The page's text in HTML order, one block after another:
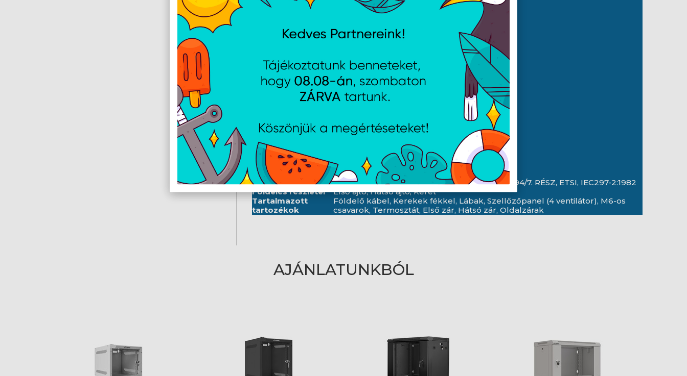
Időjárásálló
Első ajtó
vastagsága
5 mm
Felső és alsó panel
vastagsága
1.5 mm
Oldalpanel
vastagság
1.2 mm
Szerelősínek
2 mm
Egyéb elemek
lemezvastagság
1.2 mm
Mélység
Szélesség
600 mm
Magasság
1239 mm
Súly
76 kg
Standard
ANSI/EIA RS-310-D, DIN 41491/1. RÉSZ, DIN 41494/7. RÉSZ, ETSI, IEC297-2:1982
Földelés részletei
Első ajtó, Hátsó ajtó, Keret
Tartalmazott
tartozékok
Földelő kábel, Kerekek fékkel, Lábak, Szellőzőpanel (4 ventilátor), M6-os
csavarok, Termosztát, Első zár, Hátsó zár, Oldalzárak
AJÁNLATUNKBÓL